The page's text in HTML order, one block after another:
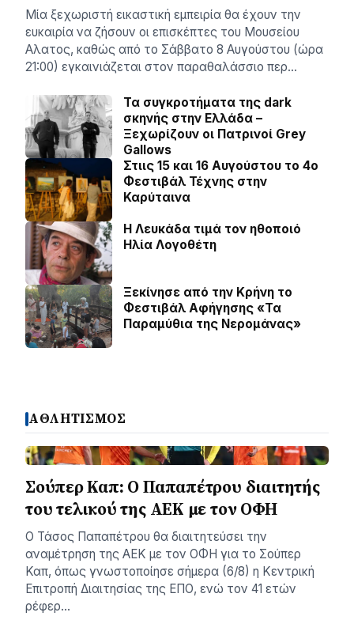
Μία ξεχωριστή εικαστική εμπειρία θα έχουν την
ευκαιρία να ζήσουν οι επισκέπτες του Μουσείου
Αλατος, καθώς από το Σάββατο 8 Αυγούστου (ώρα
21:00) εγκαινιάζεται στον παραθαλάσσιο περ…
Τα συγκροτήματα της dark
σκηνής στην Ελλάδα –
Ξεχωρίζουν οι Πατρινοί Grey
Gallows
Στιις 15 και 16 Αυγούστου το 4ο
Φεστιβάλ Τέχνης στην
Καρύταινα
Η Λευκάδα τιμά τον ηθοποιό
Ηλία Λογοθέτη
Ξεκίνησε από την Κρήνη το
Φεστιβάλ Αφήγησης «Τα
Παραμύθια της Νερομάνας»
ΑΘΛΗΤΙΣΜΟΣ
Σούπερ Καπ: Ο Παπαπέτρου διαιτητής
του τελικού της ΑΕΚ με τον ΟΦΗ
Ο Τάσος Παπαπέτρου θα διαιτητεύσει την
αναμέτρηση της ΑΕΚ με τον ΟΦΗ για το Σούπερ
Καπ, όπως γνωστοποίησε σήμερα (6/8) η Κεντρική
Επιτροπή Διαιτησίας της ΕΠΟ, ενώ τον 41 ετών
ρέφερ…